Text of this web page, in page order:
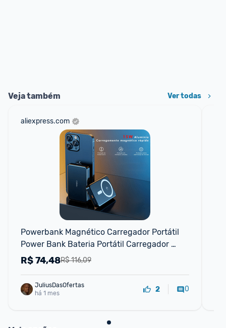
Veja também Ver todas
aliexpress.com
Powerbank Magnético Carregador Portátil
Power Bank Bateria Portátil Carregador
Portatil Bateria Extern
R$ 116,09
R$74,48
JuliusDasOfertas
há 1 mes
2 0